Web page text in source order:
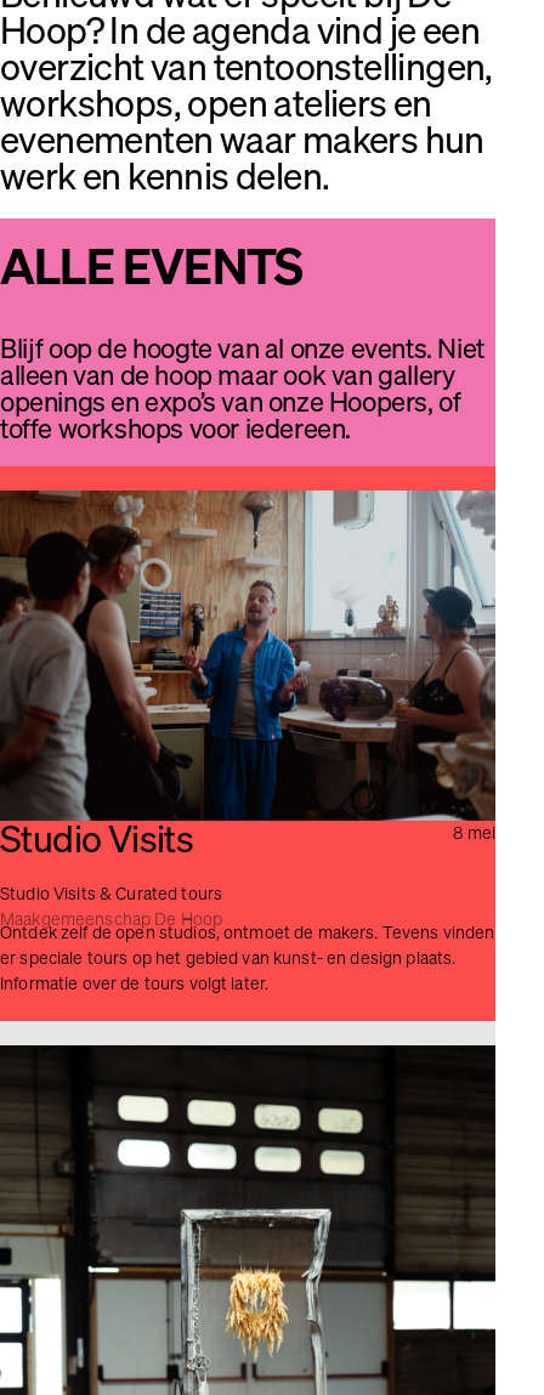
Hoop? In de agenda vind je een
overzicht van tentoonstellingen,
workshops, open ateliers en
evenementen waar makers hun
werk en kennis delen.
ALLE EVENTS
Blijf oop de hoogte van al onze events. Niet
alleen van de hoop maar ook van gallery
openings en expo’s van onze Hoopers, of
toffe workshops voor iedereen.
Studio Visits 8 mei
Studio Visits & Curated tours
Maakgemeenschap De Hoop
Ontdek zelf de open studios, ontmoet de makers. Tevens vinden
er speciale tours op het gebied van kunst- en design plaats.
Informatie over de tours volgt later.